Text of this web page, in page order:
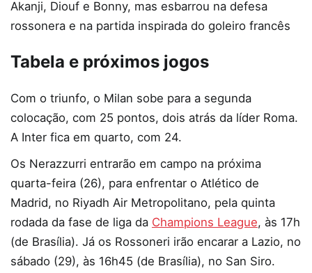
Akanji, Diouf e Bonny, mas esbarrou na defesa
rossonera e na partida inspirada do goleiro francês
Tabela e próximos jogos
Com o triunfo, o Milan sobe para a segunda
colocação, com 25 pontos, dois atrás da líder Roma.
A Inter fica em quarto, com 24.
Os Nerazzurri entrarão em campo na próxima
quarta-feira (26), para enfrentar o Atlético de
Madrid, no Riyadh Air Metropolitano, pela quinta
rodada da fase de liga da Champions League, às 17h
(de Brasília). Já os Rossoneri irão encarar a Lazio, no
sábado (29), às 16h45 (de Brasília), no San Siro.